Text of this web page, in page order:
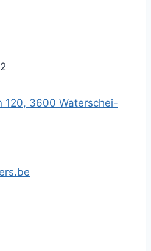
120, 3600 Waterschei-